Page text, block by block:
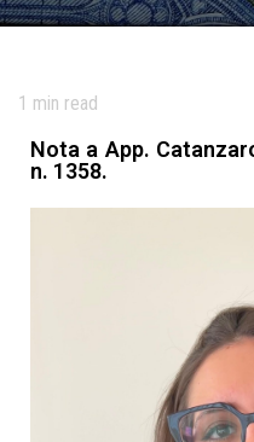
1 min read
Nota a App.
n. 1358.